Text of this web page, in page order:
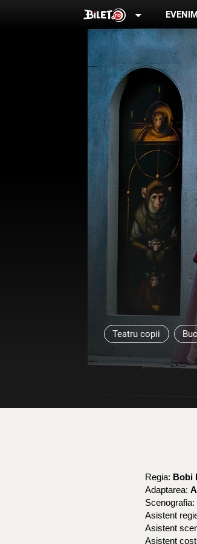
arrow_drop_down
Teatru copii
Regia: Bobi
Adaptarea:
Scenografia:
Asistent
Asistent
Asistent